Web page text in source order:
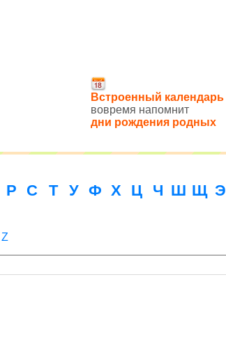
Встроенный календарь
вовремя напомнит
дни рождения родных
Р С Т У Ф Х Ц Ч Ш Щ Э
Z